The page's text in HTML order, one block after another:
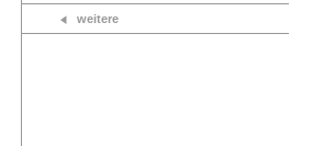
weitere